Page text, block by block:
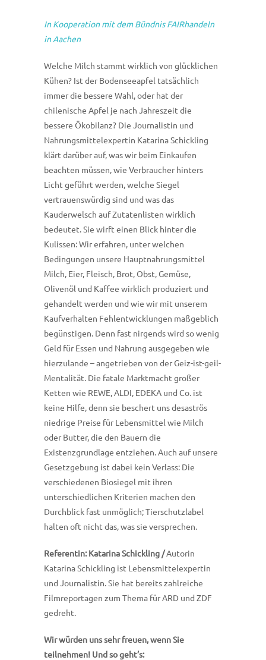
In Kooperation mit dem Bündnis FAIRhandeln
in Aachen
Welche Milch stammt wirklich von glücklichen
Kühen? Ist der Bodenseeapfel tatsächlich
immer die bessere Wahl, oder hat der
chilenische Apfel je nach Jahreszeit die
bessere Ökobilanz? Die Journalistin und
Nahrungsmittelexpertin Katarina Schickling
klärt darüber auf, was wir beim Einkaufen
beachten müssen, wie Verbraucher hinters
Licht geführt werden, welche Siegel
vertrauenswürdig sind und was das
Kauderwelsch auf Zutatenlisten wirklich
bedeutet. Sie wirft einen Blick hinter die
Kulissen: Wir erfahren, unter welchen
Bedingungen unsere Hauptnahrungsmittel
Milch, Eier, Fleisch, Brot, Obst, Gemüse,
Olivenöl und Kaffee wirklich produziert und
gehandelt werden und wie wir mit unserem
Kaufverhalten Fehlentwicklungen maßgeblich
begünstigen. Denn fast nirgends wird so wenig
Geld für Essen und Nahrung ausgegeben wie
hierzulande – angetrieben von der Geiz-ist-geil-
Mentalität. Die fatale Marktmacht großer
Ketten wie REWE, ALDI, EDEKA und Co. ist
keine Hilfe, denn sie beschert uns desaströs
niedrige Preise für Lebensmittel wie Milch
oder Butter, die den Bauern die
Existenzgrundlage entziehen. Auch auf unsere
Gesetzgebung ist dabei kein Verlass: Die
verschiedenen Biosiegel mit ihren
unterschiedlichen Kriterien machen den
Durchblick fast unmöglich; Tierschutzlabel
halten oft nicht das, was sie versprechen.
Referentin: Katarina Schickling /Autorin
Katarina Schickling ist Lebensmittelexpertin
und Journalistin. Sie hat bereits zahlreiche
Filmreportagen zum Thema für ARD und ZDF
gedreht.
Wir würden uns sehr freuen, wenn Sie
teilnehmen! Und so geht’s: